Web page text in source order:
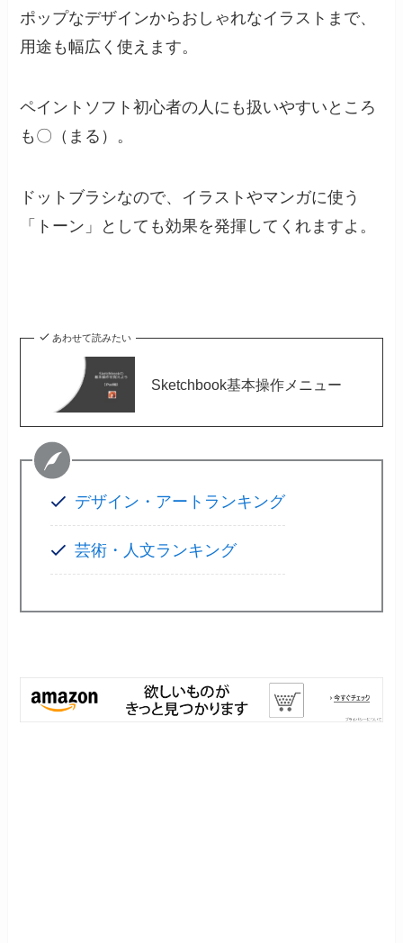
ポップなデザインからおしゃれなイラストまで、
用途も幅広く使えます。
ペイントソフト初心者の人にも扱いやすいところ
も〇（まる）。
ドットブラシなので、イラストやマンガに使う
「トーン」としても効果を発揮してくれますよ。
あわせて読みたい
Sketchbook基本操作メニュー
デザイン・アートランキング
芸術・人文ランキング